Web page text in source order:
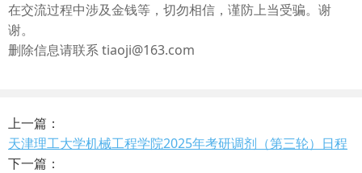
在交流过程中涉及金钱等，切勿相信，谨防上当受骗。谢
谢。
删除信息请联系 tiaoji@163.com
上一篇：
天津理工大学机械工程学院2025年考研调剂（第三轮）日程
下一篇：